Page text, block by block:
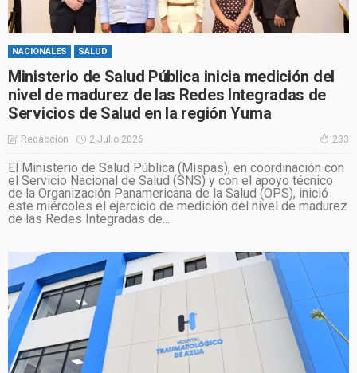
NACIONALES SALUD
Ministerio de Salud Pública inicia medición del
nivel de madurez de las Redes Integradas de
Servicios de Salud en la región Yuma
Redacción 2 Julio 2026 233
El Ministerio de Salud Pública (Mispas), en coordinación con
el Servicio Nacional de Salud (SNS) y con el apoyo técnico
de la Organización Panamericana de la Salud (OPS), inició
este miércoles el ejercicio de medición del nivel de madurez
de las Redes Integradas de...